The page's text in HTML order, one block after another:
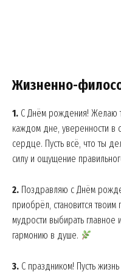
Жизненно-
1. С Днём рождения! Желаю
каждом дне, уверенности в
сердце. Пусть всё, что ты
силу и ощущение
2. Поздравляю с Днём
приобрёл, становится
мудрости выбирать главное
гармонию в душе.
3. С праздником! Пусть